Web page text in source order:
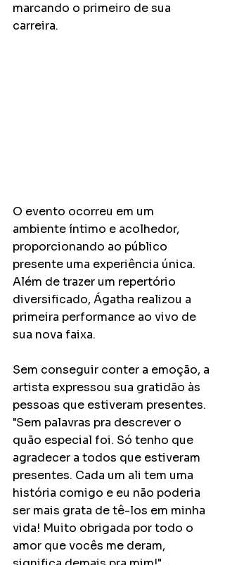
marcando o primeiro de sua
carreira.
O evento ocorreu em um
ambiente íntimo e acolhedor,
proporcionando ao público
presente uma experiência única.
Além de trazer um repertório
diversificado, Ágatha realizou a
primeira performance ao vivo de
sua nova faixa.
Sem conseguir conter a emoção, a
artista expressou sua gratidão às
pessoas que estiveram presentes.
"Sem palavras pra descrever o
quão especial foi. Só tenho que
agradecer a todos que estiveram
presentes. Cada um ali tem uma
história comigo e eu não poderia
ser mais grata de tê-los em minha
vida! Muito obrigada por todo o
amor que vocês me deram,